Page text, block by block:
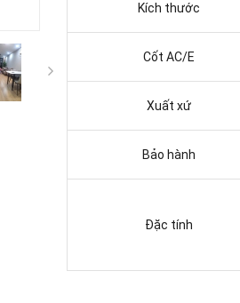
Kích thước
Cốt AC/E
Xuất xứ
Bảo hành
Đặc tính